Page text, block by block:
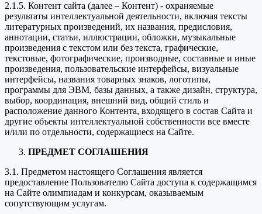
2.1.5. Контент сайта (далее – Контент) - охраняемые
результаты интеллектуальной деятельности, включая тексты
литературных произведений, их названия, предисловия,
аннотации, статьи, иллюстрации, обложки, музыкальные
произведения с текстом или без текста, графические,
текстовые, фотографические, производные, составные и иные
произведения, пользовательские интерфейсы, визуальные
интерфейсы, названия товарных знаков, логотипы,
программы для ЭВМ, базы данных, а также дизайн, структура,
выбор, координация, внешний вид, общий стиль и
расположение данного Контента, входящего в состав Сайта и
другие объекты интеллектуальной собственности все вместе
и/или по отдельности, содержащиеся на Сайте.
ПРЕДМЕТ СОГЛАШЕНИЯ
3.1. Предметом настоящего Соглашения является
предоставление Пользователю Сайта доступа к содержащимся
на Сайте олимпиадам и конкурсам, оказываемым
сопутствующим услугам.